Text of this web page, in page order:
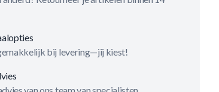
bij levering—jij kiest!